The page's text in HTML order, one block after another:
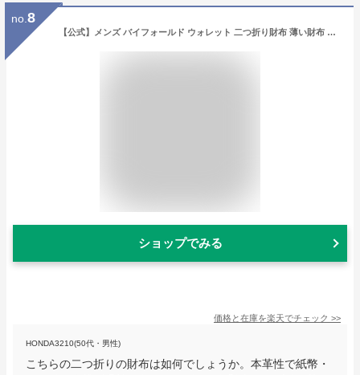
no. 8
【公式】メンズ バイフォールド ウォレット 二つ折り財布 薄い財布 メンズ財布 本革 レザー 高級 ブランド BONAVENTURA ボナベンチュラ BWAT24
ショップでみる
価格と在庫を楽天でチェック >>
HONDA3210(50代・男性)
こちらの二つ折りの財布は如何でしょうか。本革性で紙幣・